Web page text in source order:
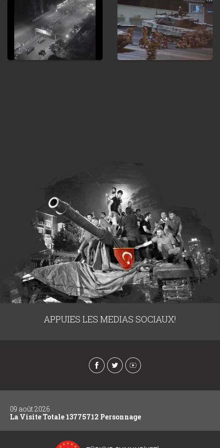
APPUIES LES MEDIAS SOCIAUX!
09 août 2026
La Visite Totale 13775712 Personnage